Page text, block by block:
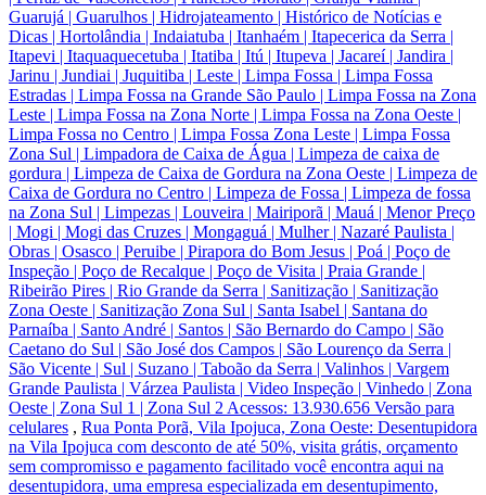
Guarujá | Guarulhos | Hidrojateamento | Histórico de Notícias e
Dicas | Hortolândia | Indaiatuba | Itanhaém | Itapecerica da Serra |
Itapevi | Itaquaquecetuba | Itatiba | Itú | Itupeva | Jacareí | Jandira |
Jarinu | Jundiai | Juquitiba | Leste | Limpa Fossa | Limpa Fossa
Estradas | Limpa Fossa na Grande São Paulo | Limpa Fossa na Zona
Leste | Limpa Fossa na Zona Norte | Limpa Fossa na Zona Oeste |
Limpa Fossa no Centro | Limpa Fossa Zona Leste | Limpa Fossa
Zona Sul | Limpadora de Caixa de Água | Limpeza de caixa de
gordura | Limpeza de Caixa de Gordura na Zona Oeste | Limpeza de
Caixa de Gordura no Centro | Limpeza de Fossa | Limpeza de fossa
na Zona Sul | Limpezas | Louveira | Mairiporã | Mauá | Menor Preço
| Mogi | Mogi das Cruzes | Mongaguá | Mulher | Nazaré Paulista |
Obras | Osasco | Peruibe | Pirapora do Bom Jesus | Poá | Poço de
Inspeção | Poço de Recalque | Poço de Visita | Praia Grande |
Ribeirão Pires | Rio Grande da Serra | Sanitização | Sanitização
Zona Oeste | Sanitização Zona Sul | Santa Isabel | Santana do
Parnaíba | Santo André | Santos | São Bernardo do Campo | São
Caetano do Sul | São José dos Campos | São Lourenço da Serra |
São Vicente | Sul | Suzano | Taboão da Serra | Valinhos | Vargem
Grande Paulista | Várzea Paulista | Video Inspeção | Vinhedo | Zona
Oeste | Zona Sul 1 | Zona Sul 2 Acessos: 13.930.656 Versão para
celulares , Rua Ponta Porã, Vila Ipojuca, Zona Oeste: Desentupidora
na Vila Ipojuca com desconto de até 50%, visita grátis, orçamento
sem compromisso e pagamento facilitado você encontra aqui na
desentupidora, uma empresa especializada em desentupimento,